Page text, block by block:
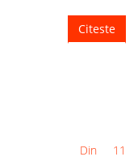
Citeste
Din 11